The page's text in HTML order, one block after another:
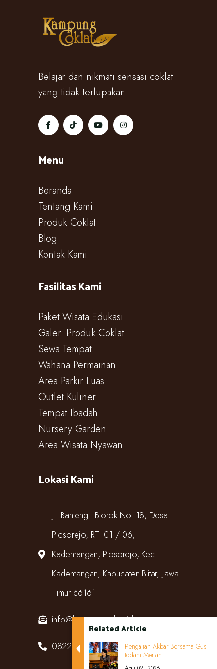
Related Article
Pengajian Akbar Bersama Gus
Iqdam Meriah...
Belajar dan nikmati sensasi coklat
yang tidak terlupakan
Menu
Beranda
Tentang Kami
Produk Coklat
Blog
Kontak Kami
Fasilitas Kami
Paket Wisata Edukasi
Galeri Produk Coklat
Sewa Tempat
Wahana Permainan
Area Parkir Luas
Outlet Kuliner
Tempat Ibadah
Nursery Garden
Area Wisata Nyawan
Lokasi Kami
Jl. Banteng - Blorok No. 18, Desa
Plosorejo, RT. 01 / 06,
Kademangan, Plosorejo, Kec.
Kademangan, Kabupaten Blitar, Jawa
Timur 66161
info@kampungcoklat.id
082220567818